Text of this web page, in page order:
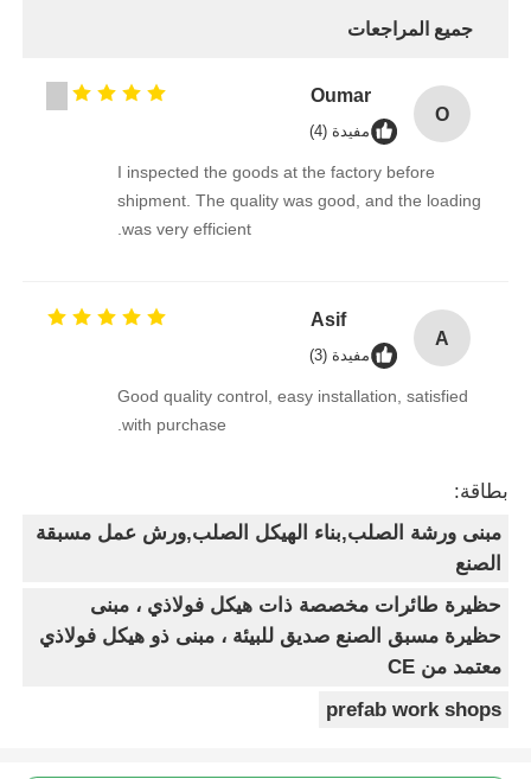
جميع المراجعات
O
Oumar
مفيدة (4)
I inspected the goods at the factory before
shipment. The quality was good, and the loading
was very efficient.
A
Asif
مفيدة (3)
Good quality control, easy installation, satisfied
with purchase.
بطاقة:
مبنى ورشة الصلب,بناء الهيكل الصلب,ورش عمل مسبقة
الصنع
حظيرة طائرات مخصصة ذات هيكل فولاذي ، مبنى
حظيرة مسبق الصنع صديق للبيئة ، مبنى ذو هيكل فولاذي
معتمد من CE
prefab work shops